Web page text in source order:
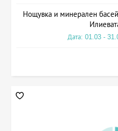
Нощувка и минерален
Дата: 01.03 -